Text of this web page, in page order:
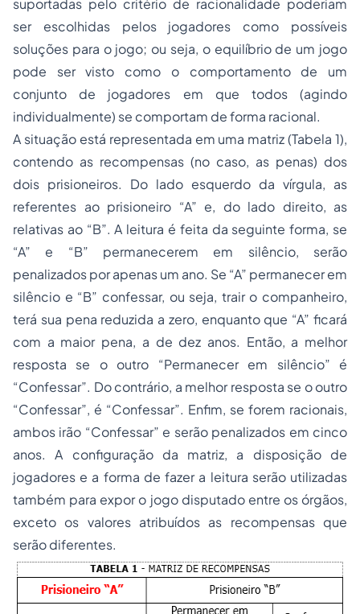
suportadas pelo critério de racionalidade poderiam
ser escolhidas pelos jogadores como possíveis
soluções para o jogo; ou seja, o equilíbrio de um jogo
pode ser visto como o comportamento de um
conjunto de jogadores em que todos (agindo
individualmente) se comportam de forma racional.
A situação está representada em uma matriz (Tabela 1),
contendo as recompensas (no caso, as penas) dos
dois prisioneiros. Do lado esquerdo da vírgula, as
referentes ao prisioneiro “A” e, do lado direito, as
relativas ao “B”. A leitura é feita da seguinte forma, se
“A” e “B” permanecerem em silêncio, serão
penalizados por apenas um ano. Se “A” permanecer em
silêncio e “B” confessar, ou seja, trair o companheiro,
terá sua pena reduzida a zero, enquanto que “A” ficará
com a maior pena, a de dez anos. Então, a melhor
resposta se o outro “Permanecer em silêncio” é
“Confessar”. Do contrário, a melhor resposta se o outro
“Confessar”, é “Confessar”. Enfim, se forem racionais,
ambos irão “Confessar” e serão penalizados em cinco
anos. A configuração da matriz, a disposição de
jogadores e a forma de fazer a leitura serão utilizadas
também para expor o jogo disputado entre os órgãos,
exceto os valores atribuídos as recompensas que
serão diferentes.